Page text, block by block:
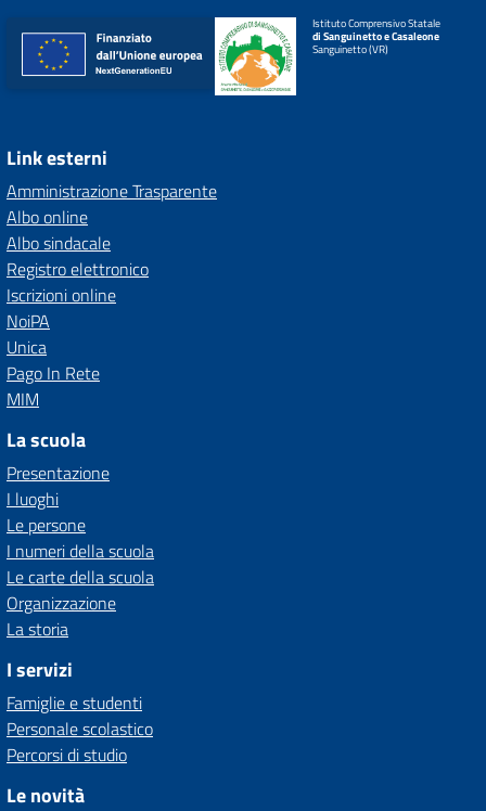
Istituto Comprensivo Statale
di Sanguinetto e Casaleone
Sanguinetto (VR)
Link esterni
Amministrazione Trasparente
Albo online
Albo sindacale
Registro elettronico
Iscrizioni online
NoiPA
Unica
Pago In Rete
MIM
La scuola
Presentazione
I luoghi
Le persone
I numeri della scuola
Le carte della scuola
Organizzazione
La storia
I servizi
Famiglie e studenti
Personale scolastico
Percorsi di studio
Le novità